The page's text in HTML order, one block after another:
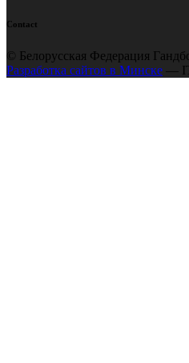
Contact
© Белорусская Федерация
Разработка сайтов в Минске —